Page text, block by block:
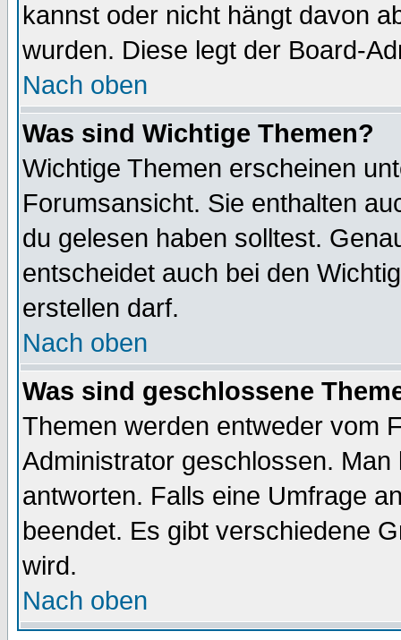
kannst oder nicht hängt davon
wurden. Diese legt der Board-
Nach oben
Was sind Wichtige Themen?
Wichtige Themen erscheinen
Forumsansicht. Sie enthalten
du gelesen haben solltest.
entscheidet auch bei den
erstellen darf.
Nach oben
Was sind geschlossene
Themen werden entweder vom
Administrator geschlossen.
antworten. Falls eine Umfrage
beendet. Es gibt verschiedene
wird.
Nach oben